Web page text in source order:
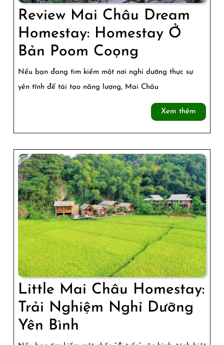
Review Mai Châu Dream
Homestay: Homestay Ở
Bản Poom Coọng
Mai
Châu
Dream
Homestay:
Ở
Bản
Poom
Coọng
Nếu bạn đang tìm kiếm một nơi nghỉ dưỡng thực sự
yên tĩnh để tái tạo năng lượng, Mai Châu
Xem thêm
thêm
Little Mai Châu Homestay:
Trải Nghiệm Nghỉ Dưỡng
Yên Bình